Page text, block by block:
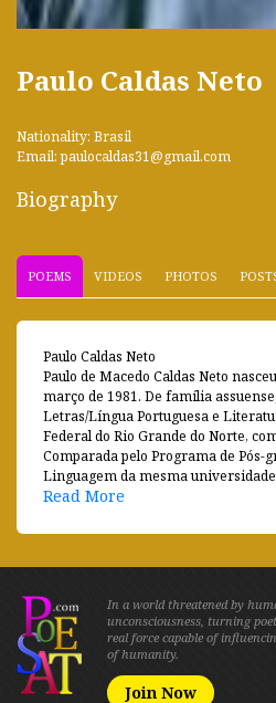
Paulo Caldas Neto
Nationality: Brasil
Email: paulocaldas31@gmail.com
Biography
POEMS VIDEOS PHOTOS
Paulo Caldas Neto
Paulo de Macedo Caldas Neto
março de 1981. De família
Letras/Língua Portuguesa e
Federal do Rio Grande do Norte,
Comparada pelo Programa de Pós-
Linguagem da mesma
Read More
In a world threatened by
unconsciousness, turning
real force capable of
of humanity.
Join Now